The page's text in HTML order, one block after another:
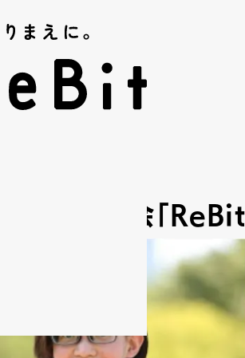
採用説明会「ReBit